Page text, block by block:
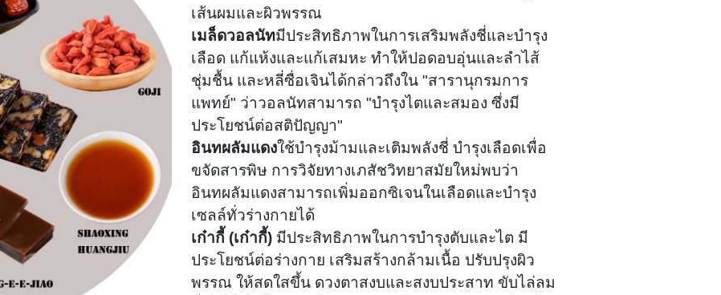
เส้นผมและผิวพรรณ
เมล็ดวอลนัทมีประสิทธิภาพในการเสริมพลังชี่และบำรุง
เลือด แก้แห้งและแก้เสมหะ ทำให้ปอดอบอุ่นและลำไส้
ชุ่มชื้น และหลี่ซื่อเจินได้กล่าวถึงใน "สารานุกรมการ
แพทย์" ว่าวอลนัทสามารถ "บำรุงไตและสมอง ซึ่งมี
ประโยชน์ต่อสติปัญญา"
อินทผลัมแดงใช้บำรุงม้ามและเติมพลังชี่ บำรุงเลือดเพื่อ
ขจัดสารพิษ การวิจัยทางเภสัชวิทยาสมัยใหม่พบว่า
อินทผลัมแดงสามารถเพิ่มออกซิเจนในเลือดและบำรุง
เซลล์ทั่วร่างกายได้
เก๋ากี้ (เก๋ากี้)มีประสิทธิภาพในการบำรุงตับและไต มี
ประโยชน์ต่อร่างกาย เสริมสร้างกล้ามเนื้อ ปรับปรุงผิว
พรรณ ให้สดใสขึ้น ดวงตาสงบและสงบประสาท ขับไล่ลม